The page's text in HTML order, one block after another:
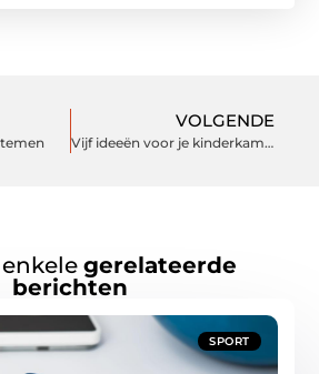
VOLGENDE
Vijf ideeën voor je kinderkamer
gerelateerde
berichten
SPORT